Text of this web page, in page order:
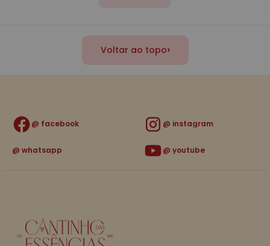
Voltar ao topo›
facebook instagram
whatsapp youtube